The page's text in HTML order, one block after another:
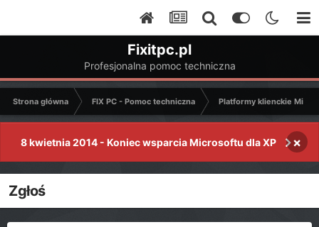
Fixitpc.pl
Profesjonalna pomoc techniczna
Strona główna FIX PC - Pomoc techniczna Platformy klienckie
8 kwietnia 2014 - Koniec wsparcia Microsoftu dla XP ×
Zgłoś